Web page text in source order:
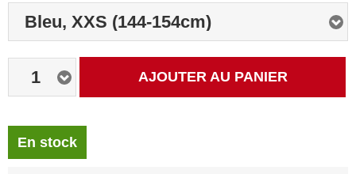
Bleu, XXS (144-154cm)
1 AJOUTER AU PANIER
En stock